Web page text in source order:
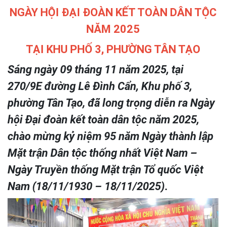
NGÀY HỘI ĐẠI ĐOÀN KẾT TOÀN DÂN TỘC
NĂM 2025
TẠI KHU PHỐ 3, PHƯỜNG TÂN TẠO
Sáng ngày 09 tháng 11 năm 2025, tại
270/9E đường Lê Đình Cẩn, Khu phố 3,
phường Tân Tạo, đã long trọng diễn ra Ngày
hội Đại đoàn kết toàn dân tộc năm 2025,
chào mừng kỷ niệm 95 năm Ngày thành lập
Mặt trận Dân tộc thống nhất Việt Nam –
Ngày Truyền thống Mặt trận Tổ quốc Việt
Nam (18/11/1930 – 18/11/2025).